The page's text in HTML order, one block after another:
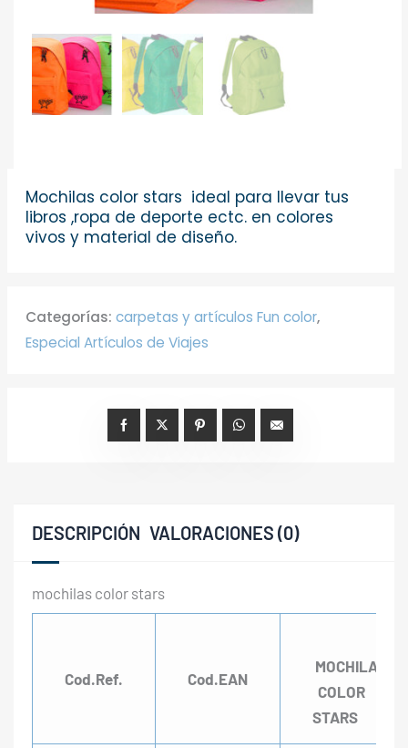
Mochilas color stars ideal para llevar tus
libros ,ropa de deporte ectc. en colores
vivos y material de diseño.
Categorías: carpetas y artículos Fun color,
Especial Artículos de Viajes
DESCRIPCIÓN VALORACIONES (0)
mochilas color stars
Cod.Ref. Cod.EAN
MOCHILAS
COLOR
STARS